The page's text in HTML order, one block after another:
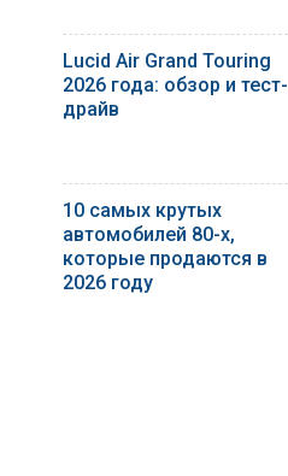
Lucid Air Grand Touring
2026 года: обзор и тест-
драйв
10 самых крутых
автомобилей 80-х,
которые продаются в
2026 году